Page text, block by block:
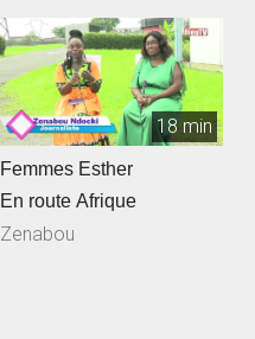
18 min
Femmes Esther
En route Afrique
Zenabou